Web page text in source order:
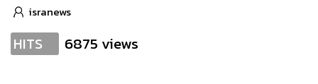
isranews
HITS 6875 views